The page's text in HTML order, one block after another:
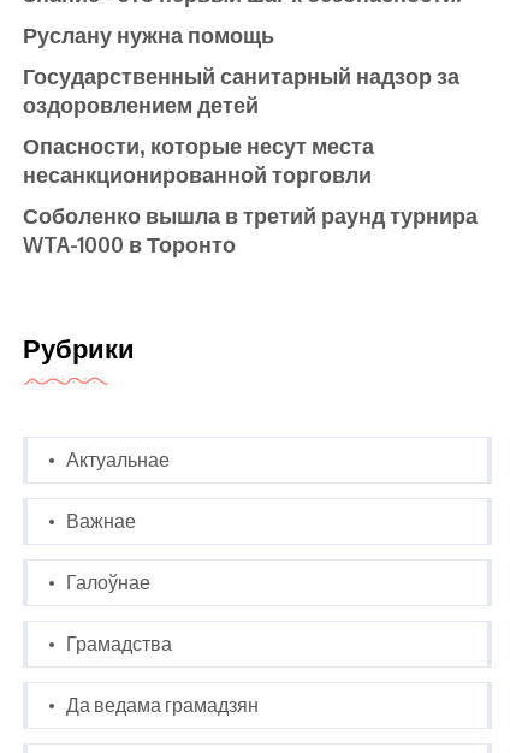
Руслану нужна помощь
Государственный санитарный надзор за
оздоровлением детей
Опасности, которые несут места
несанкционированной торговли
Соболенко вышла в третий раунд турнира
WTA-1000 в Торонто
Рубрики
Актуальнае
Важнае
Галоўнае
Грамадства
Да ведама грамадзян